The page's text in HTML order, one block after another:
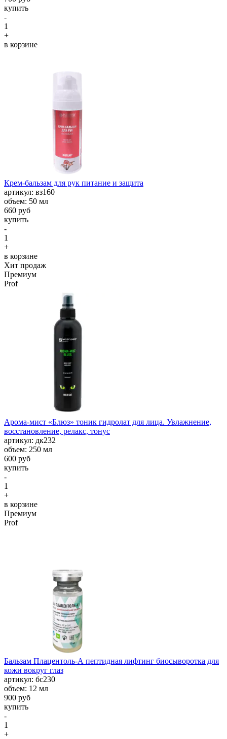
купить
-
1
+
в корзине
Крем-бальзам для рук питание и защита
aртикул: вз160
объем: 50 мл
660 руб
купить
-
1
+
в корзине
Хит продаж
Премиум
Prof
Арома-мист «Блюз» тоник гидролат для лица. Увлажнение,
восстановление, релакс, тонус
aртикул: дк232
объем: 250 мл
600 руб
купить
-
1
+
в корзине
Премиум
Prof
Бальзам Плацентоль-А пептидная лифтинг биосыворотка для
кожи вокруг глаз
aртикул: бс230
объем: 12 мл
900 руб
купить
-
1
+